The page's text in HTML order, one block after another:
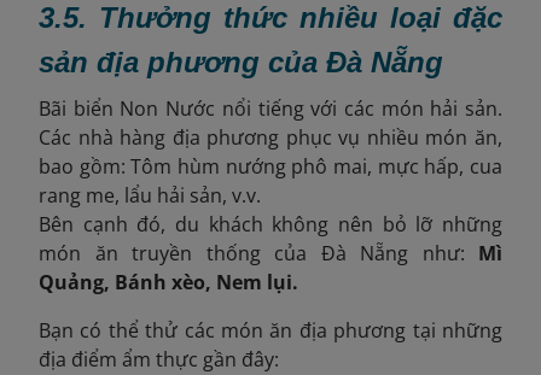
3.5. Thưởng thức nhiều loại đặc
sản địa phương của Đà Nẵng
Bãi biển Non Nước nổi tiếng với các món hải sản.
Các nhà hàng địa phương phục vụ nhiều món ăn,
bao gồm: ​Tôm hùm nướng phô mai, mực hấp, cua
rang me, lẩu hải sản, v.v.
Bên cạnh đó, du khách không nên bỏ lỡ những
món ăn truyền thống của Đà Nẵng như: Mì
Quảng, Bánh xèo, Nem lụi.
Bạn có thể thử các món ăn địa phương tại những
địa điểm ẩm thực gần đây: